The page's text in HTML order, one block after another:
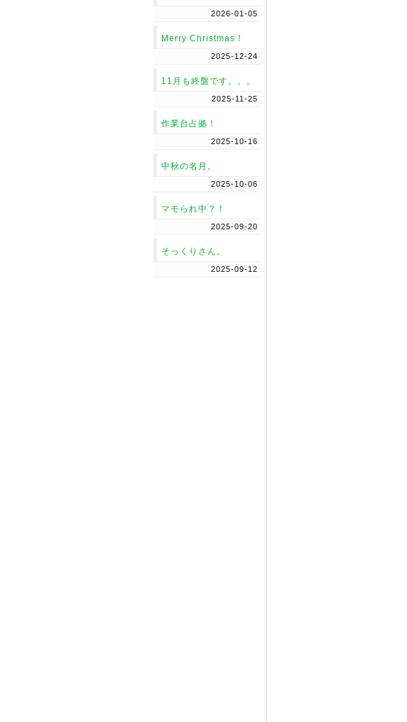
2026-01-05
Merry Christmas！
2025-12-24
11月も終盤です。。。
2025-11-25
作業台占拠！
2025-10-16
中秋の名月。
2025-10-06
マモられ中？！
2025-09-20
そっくりさん。
2025-09-12